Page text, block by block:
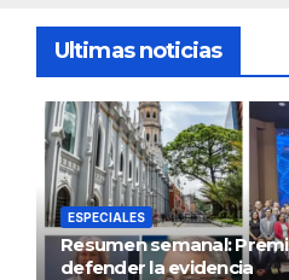
Ultimas noticias
ESPECIALES
Resumen semanal:
defender la evidencia